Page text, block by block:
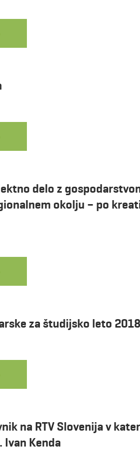
delo z
okolju – po
za študijsko leto
na RTV Slovenija v
Kenda